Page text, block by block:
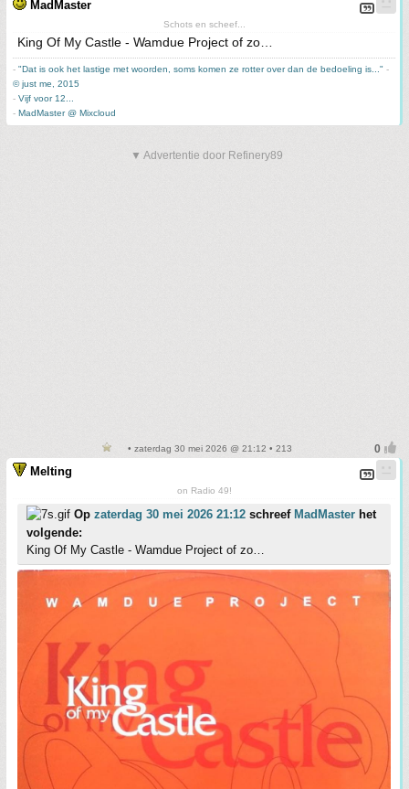
MadMaster
Schots en scheef...
King Of My Castle - Wamdue Project of zo…
- "Dat is ook het lastige met woorden, soms komen ze rotter over dan de bedoeling is..." -
© just me, 2015
- Vijf voor 12...
- MadMaster @ Mixcloud
▼ Advertentie door Refinery89
• zaterdag 30 mei 2026 @ 21:12 • 213
Melting
on Radio 49!
Op zaterdag 30 mei 2026 21:12 schreef MadMaster het
volgende:
King Of My Castle - Wamdue Project of zo…